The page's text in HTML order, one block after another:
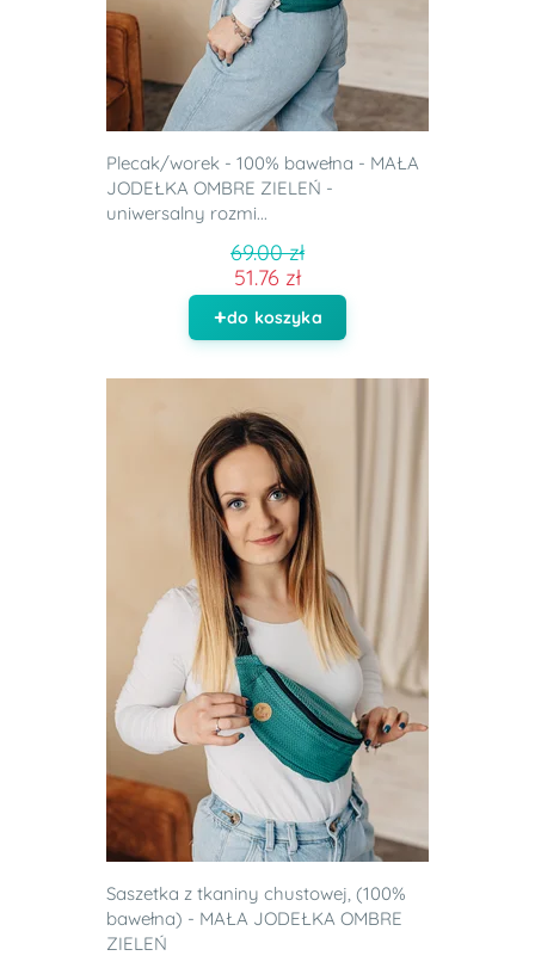
Plecak/worek - 100% bawełna - MAŁA
JODEŁKA OMBRE ZIELEŃ -
uniwersalny rozmi...
69.00 zł
51.76 zł
do koszyka
Saszetka z tkaniny chustowej, (100%
bawełna) - MAŁA JODEŁKA OMBRE
ZIELEŃ